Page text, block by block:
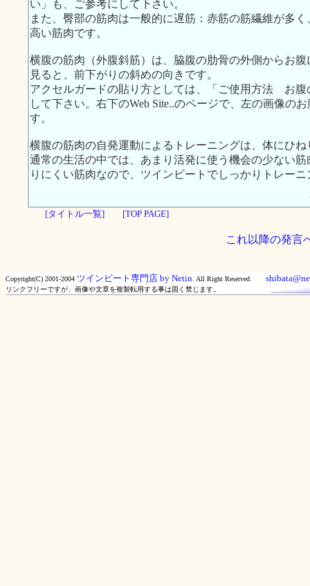
い」も、ご参考にして下さい。
また、臀部の筋肉は一般的に遅筋：赤筋の筋繊維が多
高い筋肉です。
横腹の筋肉（外腹斜筋）は、脇腹の肋骨の外側からお
見ると、前下がりの斜めの向きです。
アクセルガードの貼り方としては、「ご使用方法 お
して下さい。右下のWeb Site..のページで、左の画像の
す。
横腹の筋肉の自発運動によるトレーニングは、体にひ
通常の生活の中では、あまり活発に使う機会の少ない
りにくい筋肉なので、ツインビートでしっかりトレー
[タイトル一覧]
[TOP PAGE]
これ以降の発言
Copyright(C) 2001-2004 ツインビート専門店 by Netin. All Right Reserved.
リンクフリーですが、画像や文章を複製転用する事は固く禁じます。